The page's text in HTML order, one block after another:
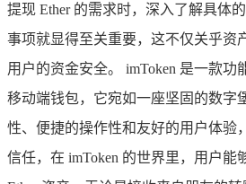
提现 Ether 的需求时，深入了解具体
事项就显得至关重要，这不仅关乎资
用户的资金安全。 imToken 是一款功
移动端钱包，它宛如一座坚固的数字
性、便捷的操作性和友好的用户体验
信任，在 imToken 的世界里，用户能